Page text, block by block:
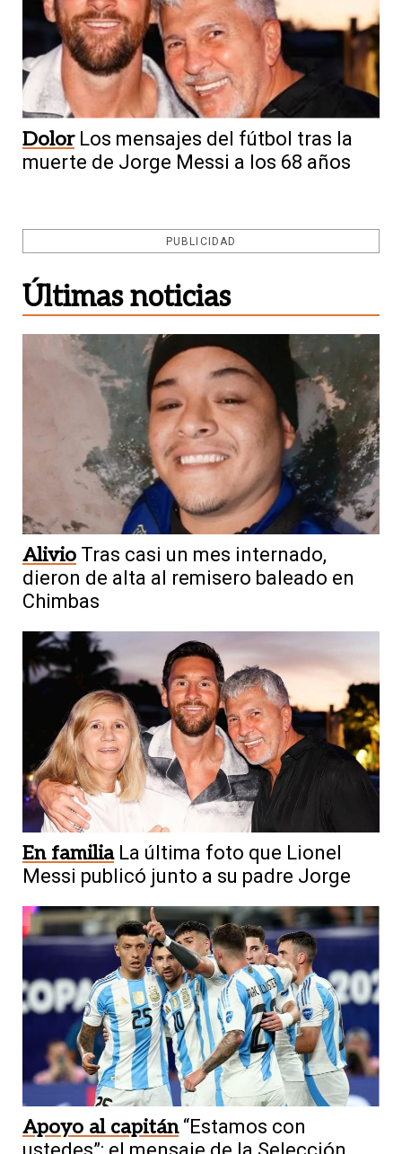
Dolor Los mensajes del fútbol tras la
muerte de Jorge Messi a los 68 años
PUBLICIDAD
Últimas noticias
Alivio Tras casi un mes internado,
dieron de alta al remisero baleado en
Chimbas
En familia La última foto que Lionel
Messi publicó junto a su padre Jorge
Apoyo al capitán “Estamos con